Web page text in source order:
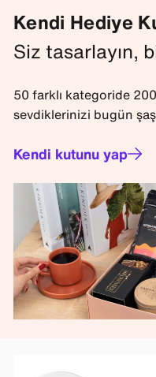
Kendi Hediye
Siz tasarlayın,
50 farklı kategoride
sevdiklerinizi bugün
Kendi kutunu yap